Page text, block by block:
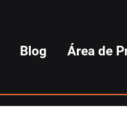
Blog Área de